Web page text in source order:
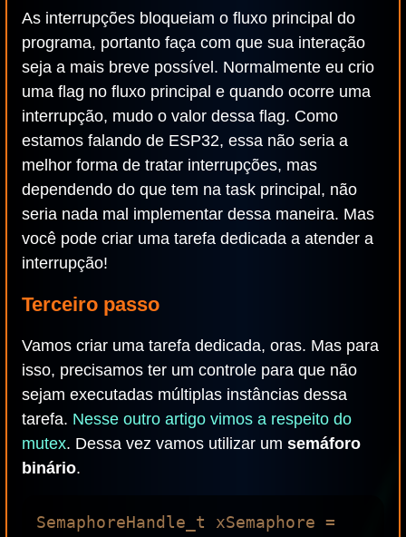
As interrupções bloqueiam o fluxo principal do
programa, portanto faça com que sua interação
seja a mais breve possível. Normalmente eu crio
uma flag no fluxo principal e quando ocorre uma
interrupção, mudo o valor dessa flag. Como
estamos falando de ESP32, essa não seria a
melhor forma de tratar interrupções, mas
dependendo do que tem na task principal, não
seria nada mal implementar dessa maneira. Mas
você pode criar uma tarefa dedicada a atender a
interrupção!
Terceiro passo
Vamos criar uma tarefa dedicada, oras. Mas para
isso, precisamos ter um controle para que não
sejam executadas múltiplas instâncias dessa
tarefa. Nesse outro artigo vimos a respeito do
mutex. Dessa vez vamos utilizar um semáforo
binário.
SemaphoreHandle_t xSemaphore =